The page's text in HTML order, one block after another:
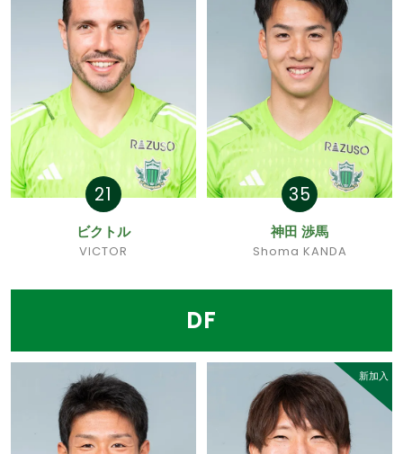
21
ビクトル
VICTOR
35
神田 渉馬
Shoma KANDA
DF
新加入